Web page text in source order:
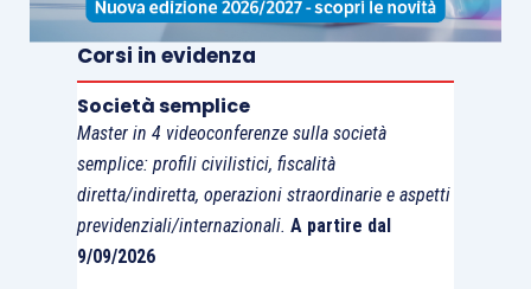
Corsi in evidenza
Società semplice
Master in 4 videoconferenze sulla società
semplice: profili civilistici, fiscalità
diretta/indiretta, operazioni straordinarie e aspetti
previdenziali/internazionali. A partire dal
9/09/2026